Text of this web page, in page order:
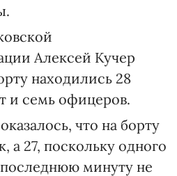
Алексей Кучер
находились 28
и семь офицеров.
что на борту
а 27, поскольку одного
минуту не